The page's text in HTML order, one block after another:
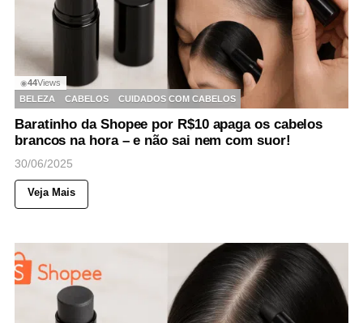
◉44Views
BELEZA
CABELOS CUIDADOS COM CABELOS
Baratinho da Shopee por R$10 apaga os cabelos
brancos na hora – e não sai nem com suor!
30/06/2025
Veja Mais